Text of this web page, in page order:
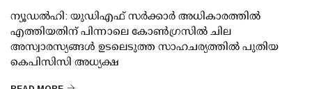
ന്യൂഡല്‍ഹി: യുഡിഎഫ് സര്‍ക്കാര്‍ അധികാരത്തില്‍
എത്തിയതിന് പിന്നാലെ കോണ്‍ഗ്രസില്‍ ചില
അസ്വാരസ്യങ്ങള്‍ ഉടലെടുത്ത സാഹചര്യത്തില്‍ പുതിയ
കെപിസിസി അധ്യക്ഷ